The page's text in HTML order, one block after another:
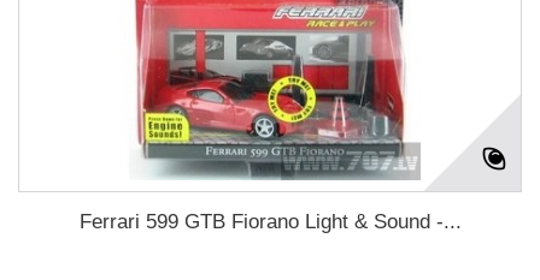
Ferrari 599 GTB Fiorano Light & Sound -...